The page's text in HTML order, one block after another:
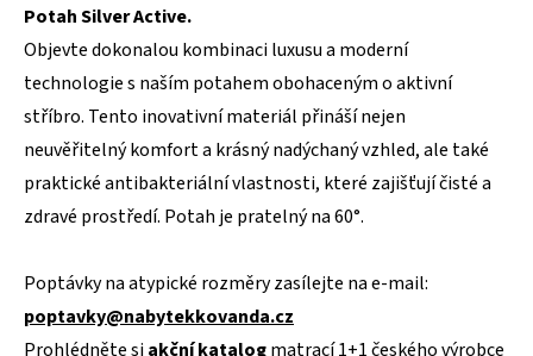
Potah Silver Active.
Objevte dokonalou kombinaci luxusu a moderní
technologie s naším potahem obohaceným o aktivní
stříbro. Tento inovativní materiál přináší nejen
neuvěřitelný komfort a krásný nadýchaný vzhled, ale také
praktické antibakteriální vlastnosti, které zajišťují čisté a
zdravé prostředí. Potah je pratelný na 60°.
Poptávky na atypické rozměry zasílejte na e-mail:
poptavky@nabytekkovanda.cz
Prohlédněte siakční katalogmatrací 1+1 českého výrobce